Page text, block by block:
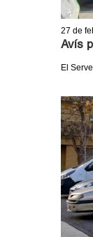
r
a
n
o
l
l
e
r
27 de
Avís
El